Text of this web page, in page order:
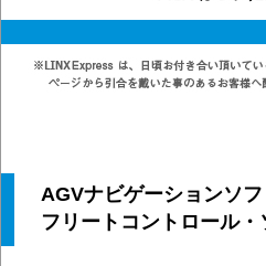
AGVナビゲーションソ
フリートコントロール